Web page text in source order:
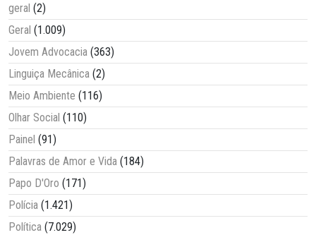
geral (2)
Geral (1.009)
Jovem Advocacia (363)
Linguiça Mecânica (2)
Meio Ambiente (116)
Olhar Social (110)
Painel (91)
Palavras de Amor e Vida (184)
Papo D'Oro (171)
Polícia (1.421)
Política (7.029)